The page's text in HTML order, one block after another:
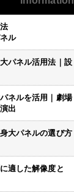
ル
パネル活用法｜設
ネルを活用｜劇場
出
大パネルの選び方
適した解像度と